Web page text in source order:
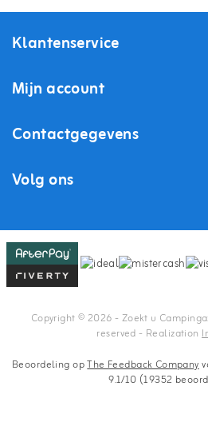
Klantenservice
Mijn account
Contactgegevens
Volg ons
Copyright © 2026 - Zoekt u
reserved - Realization
Beoordeling opThe Feedback Company
9.1/10 (19352